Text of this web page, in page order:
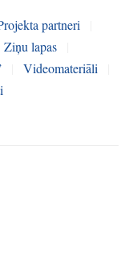
partneri
Ziņu lapas
Videomateriāli